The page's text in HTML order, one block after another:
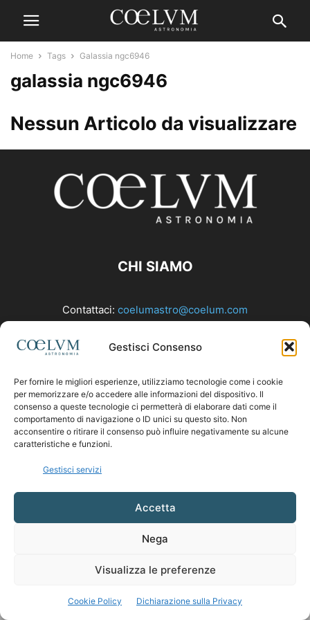
Gestisci Consenso
Per fornire le migliori esperienze, utilizziamo tecnologie come i cookie
per memorizzare e/o accedere alle informazioni del dispositivo. Il
consenso a queste tecnologie ci permetterà di elaborare dati come il
comportamento di navigazione o ID unici su questo sito. Non
acconsentire o ritirare il consenso può influire negativamente su alcune
caratteristiche e funzioni.
Gestisci servizi
Accetta
Nega
Visualizza le preferenze
Cookie Policy Dichiarazione sulla Privacy
Home Tags Galassia ngc6946
galassia ngc6946
Nessun Articolo da visualizzare
CHI SIAMO
Contattaci: coelumastro@coelum.com
SEGUICI